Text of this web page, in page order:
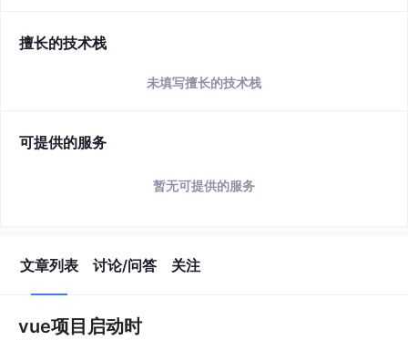
擅长的技术栈
未填写擅长的技术栈
可提供的服务
暂无可提供的服务
文章列表 讨论/问答 关注
vue项目启动时